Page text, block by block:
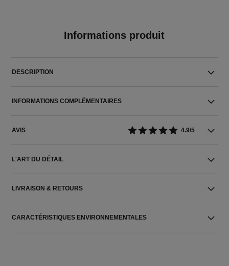
Informations produit
DESCRIPTION
INFORMATIONS COMPLÉMENTAIRES
AVIS 4.9/5
L'ART DU DÉTAIL
LIVRAISON & RETOURS
CARACTÉRISTIQUES ENVIRONNEMENTALES